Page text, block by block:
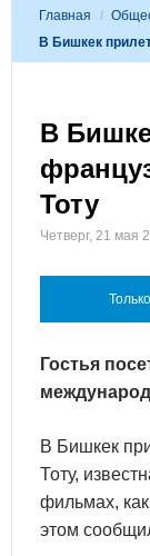
Главная /
В Бишкек
В
Тоту
Четверг, 21 мая
Гостья
В Бишкек
Тоту,
фильмах,
этом